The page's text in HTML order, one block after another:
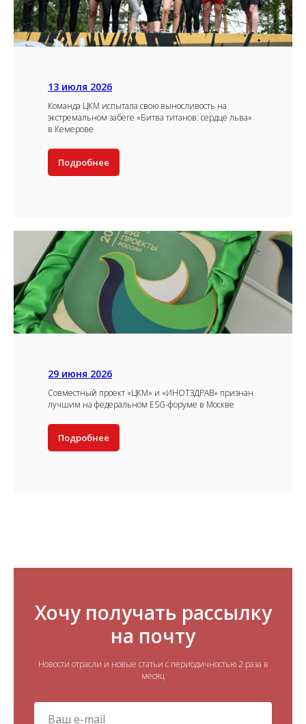
13 июля 2026
Команда ЦКМ испытала свою выносливость на
экстремальном забеге «Битва титанов: сердце льва»
в Кемерове
Подробнее
29 июня 2026
Совместный проект «ЦКМ» и «ИНОТЗДРАВ» признан
лучшим на федеральном ESG-форуме в Москве
Подробнее
Хочу получать рассылку
на почту
Новости отрасли и новые статьи с периодичностью 2 раза в
месяц